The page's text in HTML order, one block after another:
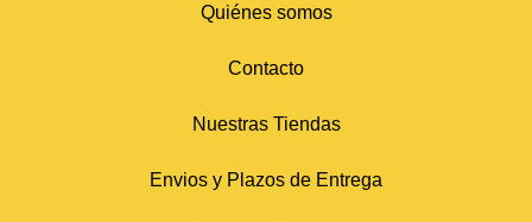
Quiénes somos
Contacto
Nuestras Tiendas
Envios y Plazos de Entrega